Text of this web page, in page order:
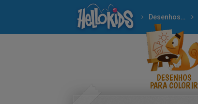
Desenhos para colorir
DESENHOS
PARA COLORIR